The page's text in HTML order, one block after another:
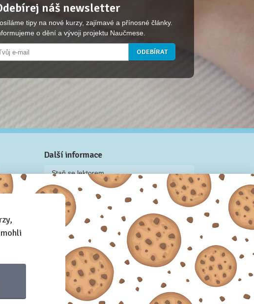
náš newsletter
tipy na nové kurzy, zajímavé a přínosné články.
o dění a vývoji projektu Naučmese.
Další informace
Staň se lektorem
Video: Jak připravit kurz na Naučmese
Často kladené dotazy
Dárkové poukazy
Podmínky užívání
Obchodní podmínky
Zásady používání cookie souborů
Pravidla ochrany osobních údajů